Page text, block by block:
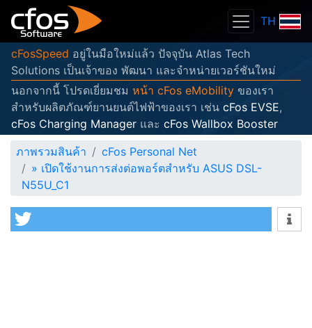
TH
cFosSpeed อยู่ในมือใหม่แล้ว ปัจจุบัน Atlas Tech
Solutions เป็นเจ้าของ พัฒนา และจำหน่ายเวอร์ชันใหม่
นอกจากนี้ โปรดเยี่ยมชม หน้า cFos eMobility ของเรา
สำหรับผลิตภัณฑ์ยานยนต์ไฟฟ้าของเรา เช่น cFos EVSE,
cFos Charging Manager และ cFos Wallbox Booster
ภาพรวมสินค้า
cFos Personal Net
» เปิดใช้งานการส่งต่อพอร์ตสำหรับ ASUS DSL-
N55U_C1